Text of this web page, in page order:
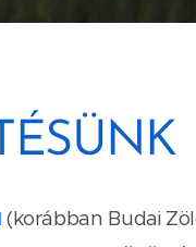
(korábban Budai